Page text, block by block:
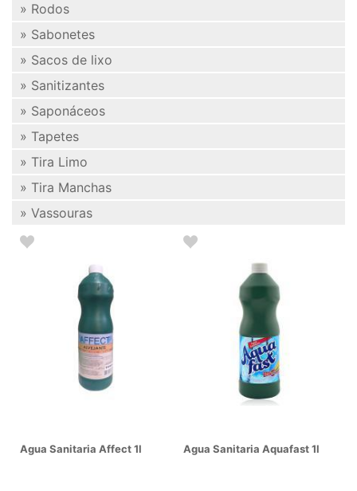
» Rodos
» Sabonetes
» Sacos de lixo
» Sanitizantes
» Saponáceos
» Tapetes
» Tira Limo
» Tira Manchas
» Vassouras
Agua Sanitaria Affect 1l Agua Sanitaria Aquafast 1l